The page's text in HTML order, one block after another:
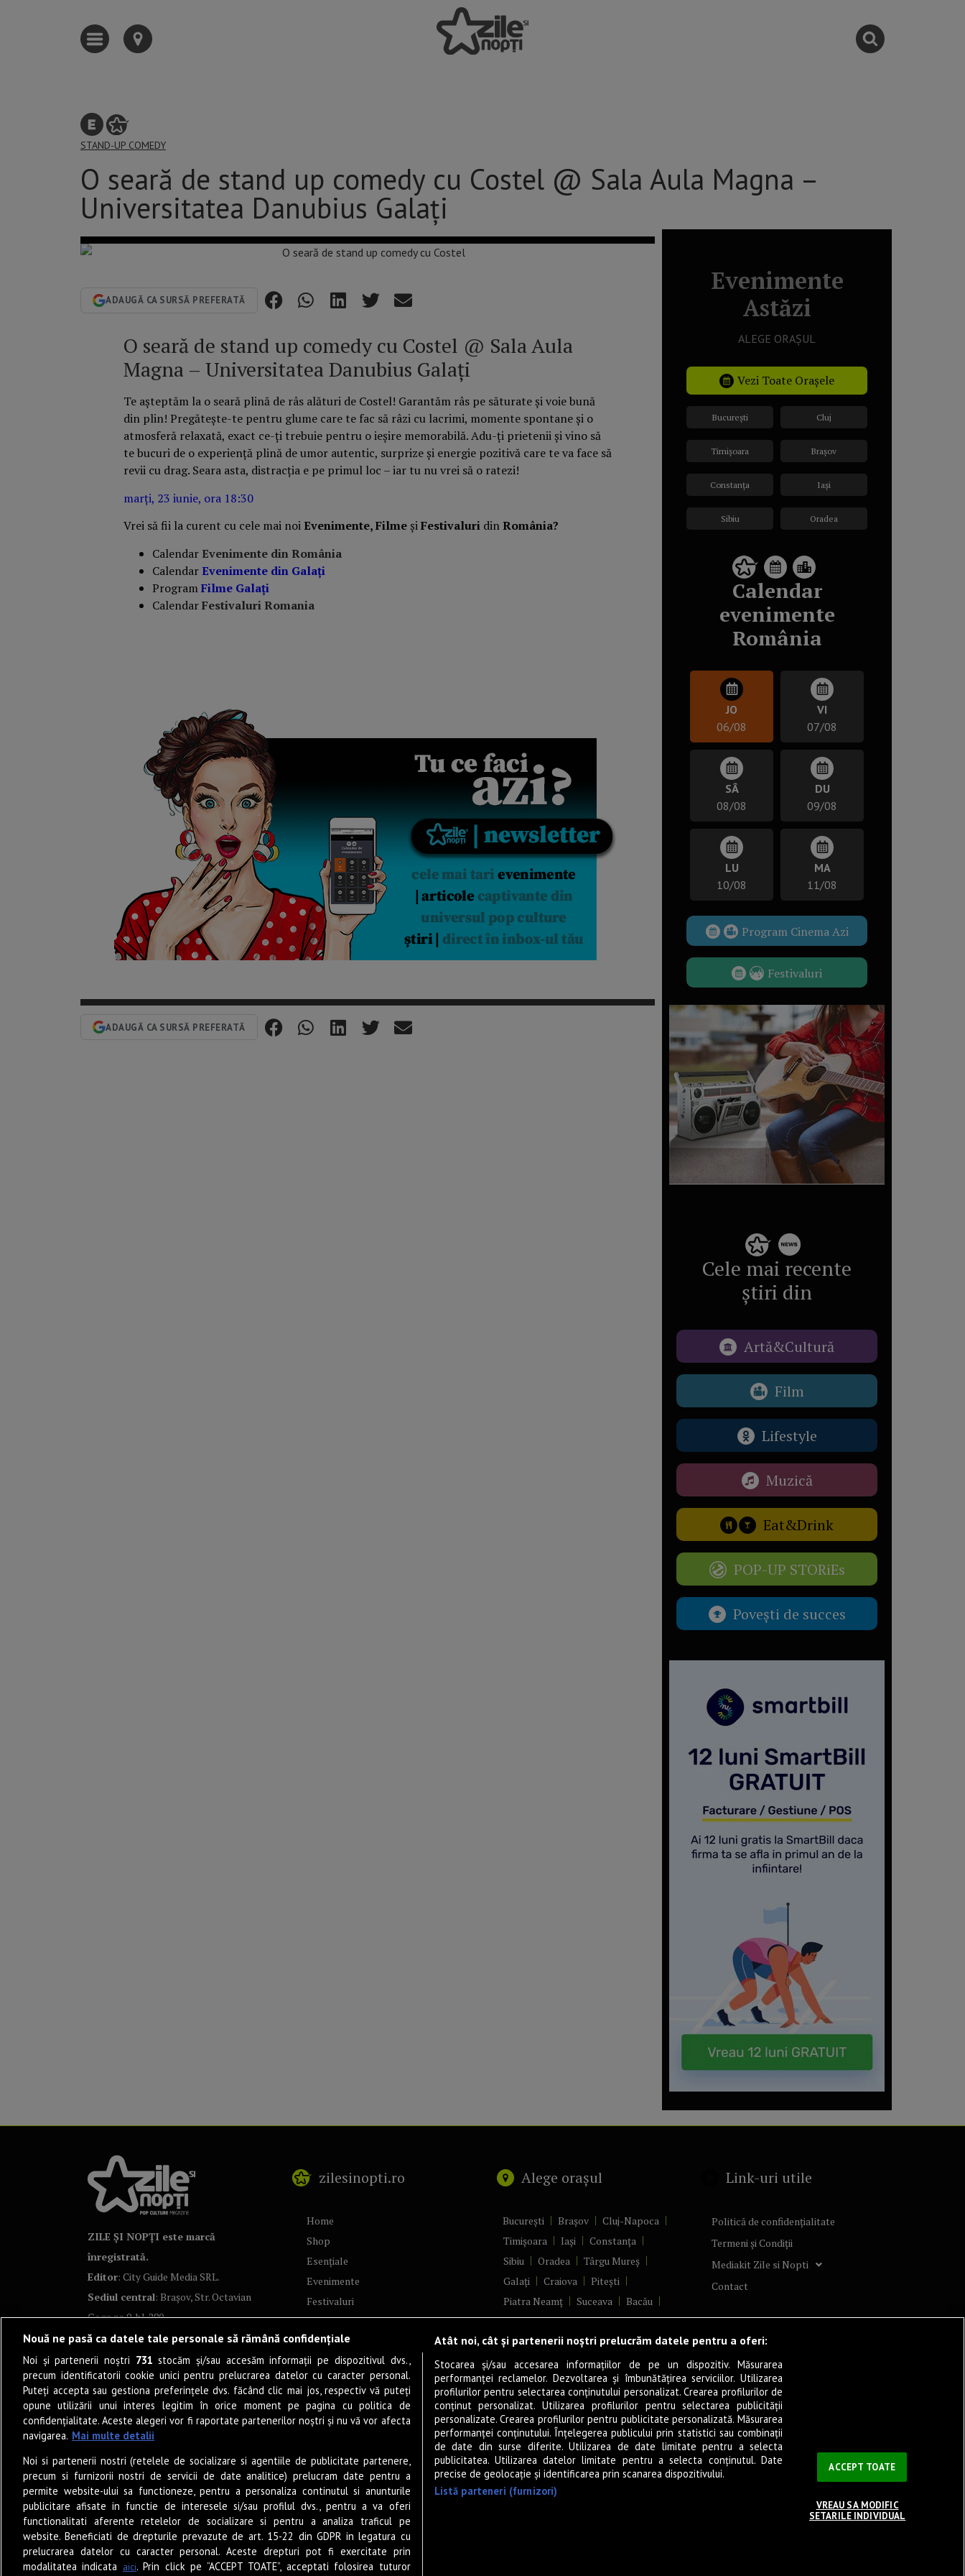
STAND-UP COMEDY
O seară de stand up comedy cu Costel @ Sala Aula Magna –
Universitatea Danubius Galați
ADAUGĂ CA SURSĂ PREFERATĂ
O seară de stand up comedy cu Costel @ Sala Aula
Magna – Universitatea Danubius Galați
Te așteptăm la o seară plină de râs alături de Costel! Garantăm râs pe săturate și voie bună
din plin! Pregătește-te pentru glume care te fac să râzi cu lacrimi, momente spontane și o
atmosferă relaxată, exact ce-ți trebuie pentru o ieșire memorabilă. Adu-ți prietenii și vino să
te bucuri de o experiență plină de umor autentic, surprize și energie pozitivă care te va face să
revii cu drag. Seara asta, distracția e pe primul loc – iar tu nu vrei să o ratezi!
marți, 23 iunie, ora 18:30
Vrei să fii la curent cu cele mai noiEvenimente, Filme șiFestivaluri dinRomânia?
Calendar Evenimente din România
CalendarEvenimente din Galați
ProgramFilme Galați
CalendarFestivaluri Romania
ADAUGĂ CA SURSĂ PREFERATĂ
Evenimente
Astăzi
ALEGE ORAȘUL
Vezi Toate Orașele
București
Timișoara
Constanța
Sibiu
Cluj
Brașov
Iași
Oradea
Calendar
evenimente
România
JO
06/08
VI
07/08
SÂ
08/08
DU
09/08
LU
10/08
MA
11/08
Program Cinema Azi
Festivaluri
Cele mai recente
știri din
Artă&Cultură
Film
Lifestyle
Muzică
Eat&Drink
POP-UP STORiEs
Povești de succes
ZILE ȘI NOPȚI este marcă
înregistrată.
Editor: City Guide Media SRL.
Sediul central: Brașov, Str. Octavian
Goga nr. 9, bl. 290
zilesinopti.ro
Home
Shop
Esențiale
Evenimente
Festivaluri
Concerte
Artă & Cultură
Teatru
Film
Program filme
Lifestyle
Muzică
Sunete Live
Eat & Drink
POP-UP Stories
Junior
Newsletter
Alege orașul
București Brașov
Cluj-Napoca
Timișoara
Iași
Constanța
Sibiu
Oradea
Târgu Mureș
Galați
Craiova
Pitești
Piatra Neamț
Suceava
Bacău
Brăila
Ploiești
Râmnicu Vâlcea
Alba Iulia
Arad
Bistrița
Baia Mare
Satu Mare
Sfântu Gheorghe
Deva
Focșani
Tulcea
Târgu Jiu
Alexandria
Botoșani
Buzău Vaslui
Reșița
Târgoviște
Drobeta-Turnu Severin
Călărași
Giurgiu
Slobozia
Slatina
Miercurea-Ciuc
Link-uri utile
Politică de confidențialitate
Termeni și Condiții
Mediakit Zile si Nopti
Contact
Nouă ne pasă ca datele tale personale să rămână confidențiale
Noi și partenerii noștri 731 stocăm și/sau accesăm informații pe dispozitivul dvs.,
precum identificatorii cookie unici pentru prelucrarea datelor cu caracter personal.
Puteți accepta sau gestiona preferințele dvs. făcând clic mai jos, respectiv vă puteți
opune utilizării unui interes legitim în orice moment pe pagina cu politica de
confidențialitate. Aceste alegeri vor fi raportate partenerilor noștri și nu vă vor afecta
navigarea. Mai multe detalii
Noi si partenerii nostri (retelele de socializare si agentiile de publicitate partenere,
precum si furnizorii nostri de servicii de date analitice) prelucram date pentru a
permite website-ului sa functioneze, pentru a personaliza continutul si anunturile
publicitare afisate in functie de interesele si/sau profilul dvs., pentru a va oferi
functionalitati aferente retelelor de socializare si pentru a analiza traficul pe
website. Beneficiati de drepturile prevazute de art. 15-22 din GDPR in legatura cu
prelucrarea datelor cu caracter personal. Aceste drepturi pot fi exercitate prin
modalitatea indicata aici. Prin click pe “ACCEPT TOATE”, acceptati folosirea tuturor
Atât noi, cât și partenerii noștri prelucrăm datele pentru a oferi:
Stocarea și/sau accesarea informațiilor de pe un dispozitiv. Măsurarea
performanței reclamelor. Dezvoltarea și îmbunătățirea serviciilor. Utilizarea
profilurilor pentru selectarea conținutului personalizat. Crearea profilurilor de
conținut personalizat. Utilizarea profilurilor pentru selectarea publicității
personalizate. Crearea profilurilor pentru publicitate personalizată. Măsurarea
performanței conținutului. Înțelegerea publicului prin statistici sau combinații
de date din surse diferite. Utilizarea de date limitate pentru a selecta
publicitatea. Utilizarea datelor limitate pentru a selecta conținutul. Date
precise de geolocație și identificarea prin scanarea dispozitivului.
Listă parteneri (furnizori)
ACCEPT TOATE
VREAU SA MODIFIC
SETARILE INDIVIDUAL